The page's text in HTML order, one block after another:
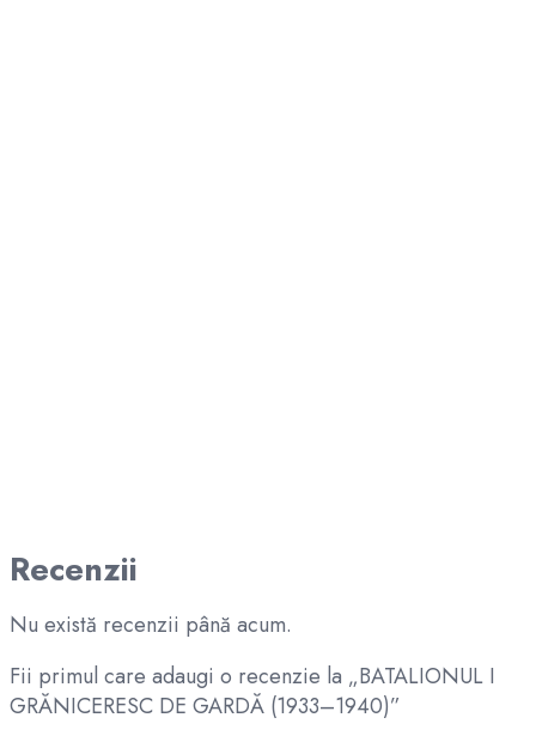
Recenzii
Nu există recenzii până acum.
Fii primul care adaugi o recenzie la „BATALIONUL I
GRĂNICERESC DE GARDĂ (1933–1940)”